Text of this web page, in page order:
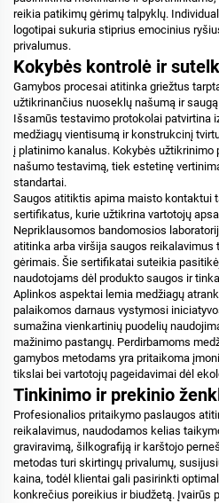
reikia patikimų gėrimų talpyklų.
logotipai sukuria stiprius emocinius
privalumus.
Kokybės kontrolė ir
Gamybos procesai atitinka griežtus
užtikrinančius nuoseklų našumą ir
Išsamūs testavimo protokolai patvirtina
medžiagų vientisumą ir konstrukcinį
į platinimo kanalus. Kokybės
našumo testavimą, tiek estetinę
standartai.
Saugos atitiktis apima maisto kontaktui
sertifikatus, kurie užtikrina vartotojų
Nepriklausomos bandomosios
atitinka arba viršija saugos
gėrimais. Šie sertifikatai suteikia
naudotojams dėl produkto saugos ir
Aplinkos aspektai lemia medžiagų
palaikomos darnaus vystymosi
sumažina vienkartinių puodelių
mažinimo pastangų. Perdirbamoms
gamybos metodams yra pritaikoma
tikslai bei vartotojų pageidavimai dėl
Tinkinimo ir prekinio
Profesionalios pritaikymo paslaugos
reikalavimus, naudodamos kelias
graviravimą, šilkografiją ir karštojo
metodas turi skirtingų privalumų,
kaina, todėl klientai gali pasirinkti
konkrečius poreikius ir biudžetą. Įvairūs